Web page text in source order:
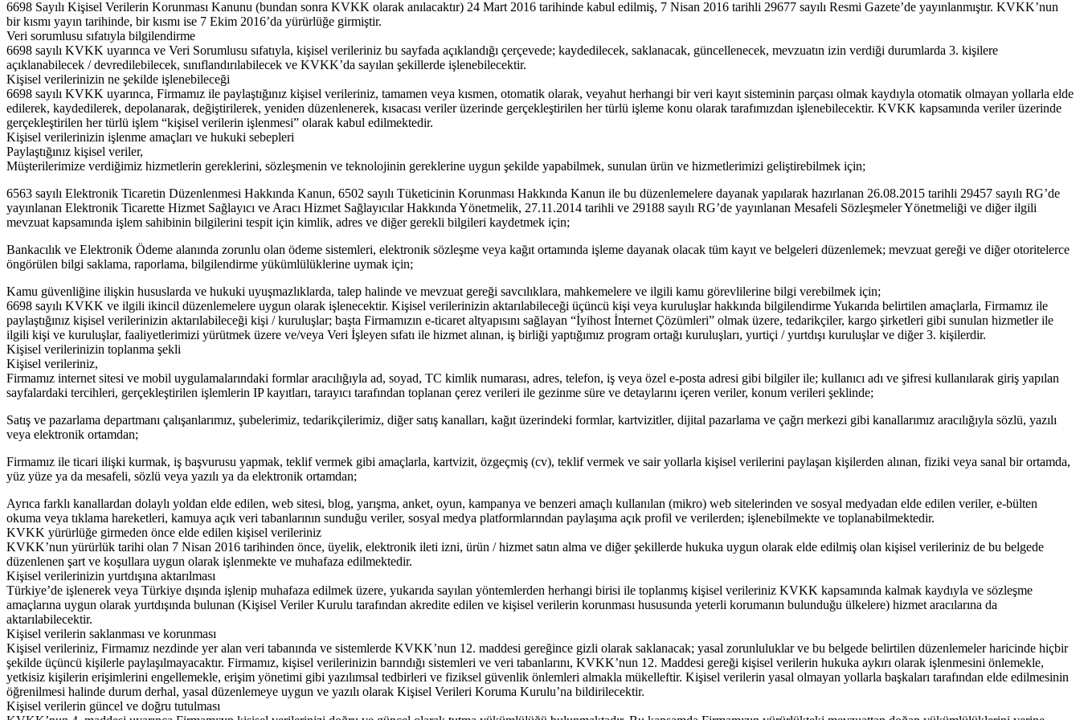
6698 Sayılı Kişisel Verilerin Korunması Kanunu (bundan sonra KVKK olarak anılacaktır) 24 Mart 2016 tarihinde kabul edilmiş, 7 Nisan 2016 tarihli 29677 sayılı Resmi Gazete’de yayınlanmıştır. KVKK’nun
bir kısmı yayın tarihinde, bir kısmı ise 7 Ekim 2016’da yürürlüğe girmiştir.
Veri sorumlusu sıfatıyla bilgilendirme
6698 sayılı KVKK uyarınca ve Veri Sorumlusu sıfatıyla, kişisel verileriniz bu sayfada açıklandığı çerçevede; kaydedilecek, saklanacak, güncellenecek, mevzuatın izin verdiği durumlarda 3. kişilere
açıklanabilecek / devredilebilecek, sınıflandırılabilecek ve KVKK’da sayılan şekillerde işlenebilecektir.
Kişisel verilerinizin ne şekilde işlenebileceği
6698 sayılı KVKK uyarınca, Firmamız ile paylaştığınız kişisel verileriniz, tamamen veya kısmen, otomatik olarak, veyahut herhangi bir veri kayıt sisteminin parçası olmak kaydıyla otomatik olmayan yollarla elde
edilerek, kaydedilerek, depolanarak, değiştirilerek, yeniden düzenlenerek, kısacası veriler üzerinde gerçekleştirilen her türlü işleme konu olarak tarafımızdan işlenebilecektir. KVKK kapsamında veriler üzerinde
gerçekleştirilen her türlü işlem “kişisel verilerin işlenmesi” olarak kabul edilmektedir.
Kişisel verilerinizin işlenme amaçları ve hukuki sebepleri
Paylaştığınız kişisel veriler,
Müşterilerimize verdiğimiz hizmetlerin gereklerini, sözleşmenin ve teknolojinin gereklerine uygun şekilde yapabilmek, sunulan ürün ve hizmetlerimizi geliştirebilmek için;
6563 sayılı Elektronik Ticaretin Düzenlenmesi Hakkında Kanun, 6502 sayılı Tüketicinin Korunması Hakkında Kanun ile bu düzenlemelere dayanak yapılarak hazırlanan 26.08.2015 tarihli 29457 sayılı RG’de
yayınlanan Elektronik Ticarette Hizmet Sağlayıcı ve Aracı Hizmet Sağlayıcılar Hakkında Yönetmelik, 27.11.2014 tarihli ve 29188 sayılı RG’de yayınlanan Mesafeli Sözleşmeler Yönetmeliği ve diğer ilgili
mevzuat kapsamında işlem sahibinin bilgilerini tespit için kimlik, adres ve diğer gerekli bilgileri kaydetmek için;
Bankacılık ve Elektronik Ödeme alanında zorunlu olan ödeme sistemleri, elektronik sözleşme veya kağıt ortamında işleme dayanak olacak tüm kayıt ve belgeleri düzenlemek; mevzuat gereği ve diğer otoritelerce
öngörülen bilgi saklama, raporlama, bilgilendirme yükümlülüklerine uymak için;
Kamu güvenliğine ilişkin hususlarda ve hukuki uyuşmazlıklarda, talep halinde ve mevzuat gereği savcılıklara, mahkemelere ve ilgili kamu görevlilerine bilgi verebilmek için;
6698 sayılı KVKK ve ilgili ikincil düzenlemelere uygun olarak işlenecektir. Kişisel verilerinizin aktarılabileceği üçüncü kişi veya kuruluşlar hakkında bilgilendirme Yukarıda belirtilen amaçlarla, Firmamız ile
paylaştığınız kişisel verilerinizin aktarılabileceği kişi / kuruluşlar; başta Firmamızın e-ticaret altyapısını sağlayan “İyihost İnternet Çözümleri” olmak üzere, tedarikçiler, kargo şirketleri gibi sunulan hizmetler ile
ilgili kişi ve kuruluşlar, faaliyetlerimizi yürütmek üzere ve/veya Veri İşleyen sıfatı ile hizmet alınan, iş birliği yaptığımız program ortağı kuruluşları, yurtiçi / yurtdışı kuruluşlar ve diğer 3. kişilerdir.
Kişisel verilerinizin toplanma şekli
Kişisel verileriniz,
Firmamız internet sitesi ve mobil uygulamalarındaki formlar aracılığıyla ad, soyad, TC kimlik numarası, adres, telefon, iş veya özel e-posta adresi gibi bilgiler ile; kullanıcı adı ve şifresi kullanılarak giriş yapılan
sayfalardaki tercihleri, gerçekleştirilen işlemlerin IP kayıtları, tarayıcı tarafından toplanan çerez verileri ile gezinme süre ve detaylarını içeren veriler, konum verileri şeklinde;
Satış ve pazarlama departmanı çalışanlarımız, şubelerimiz, tedarikçilerimiz, diğer satış kanalları, kağıt üzerindeki formlar, kartvizitler, dijital pazarlama ve çağrı merkezi gibi kanallarımız aracılığıyla sözlü, yazılı
veya elektronik ortamdan;
Firmamız ile ticari ilişki kurmak, iş başvurusu yapmak, teklif vermek gibi amaçlarla, kartvizit, özgeçmiş (cv), teklif vermek ve sair yollarla kişisel verilerini paylaşan kişilerden alınan, fiziki veya sanal bir ortamda,
yüz yüze ya da mesafeli, sözlü veya yazılı ya da elektronik ortamdan;
Ayrıca farklı kanallardan dolaylı yoldan elde edilen, web sitesi, blog, yarışma, anket, oyun, kampanya ve benzeri amaçlı kullanılan (mikro) web sitelerinden ve sosyal medyadan elde edilen veriler, e-bülten
okuma veya tıklama hareketleri, kamuya açık veri tabanlarının sunduğu veriler, sosyal medya platformlarından paylaşıma açık profil ve verilerden; işlenebilmekte ve toplanabilmektedir.
KVKK yürürlüğe girmeden önce elde edilen kişisel verileriniz
KVKK’nun yürürlük tarihi olan 7 Nisan 2016 tarihinden önce, üyelik, elektronik ileti izni, ürün / hizmet satın alma ve diğer şekillerde hukuka uygun olarak elde edilmiş olan kişisel verileriniz de bu belgede
düzenlenen şart ve koşullara uygun olarak işlenmekte ve muhafaza edilmektedir.
Kişisel verilerinizin yurtdışına aktarılması
Türkiye’de işlenerek veya Türkiye dışında işlenip muhafaza edilmek üzere, yukarıda sayılan yöntemlerden herhangi birisi ile toplanmış kişisel verileriniz KVKK kapsamında kalmak kaydıyla ve sözleşme
amaçlarına uygun olarak yurtdışında bulunan (Kişisel Veriler Kurulu tarafından akredite edilen ve kişisel verilerin korunması hususunda yeterli korumanın bulunduğu ülkelere) hizmet aracılarına da
aktarılabilecektir.
Kişisel verilerin saklanması ve korunması
Kişisel verileriniz, Firmamız nezdinde yer alan veri tabanında ve sistemlerde KVKK’nun 12. maddesi gereğince gizli olarak saklanacak; yasal zorunluluklar ve bu belgede belirtilen düzenlemeler haricinde hiçbir
şekilde üçüncü kişilerle paylaşılmayacaktır. Firmamız, kişisel verilerinizin barındığı sistemleri ve veri tabanlarını, KVKK’nun 12. Maddesi gereği kişisel verilerin hukuka aykırı olarak işlenmesini önlemekle,
yetkisiz kişilerin erişimlerini engellemekle, erişim yönetimi gibi yazılımsal tedbirleri ve fiziksel güvenlik önlemleri almakla mükelleftir. Kişisel verilerin yasal olmayan yollarla başkaları tarafından elde edilmesinin
öğrenilmesi halinde durum derhal, yasal düzenlemeye uygun ve yazılı olarak Kişisel Verileri Koruma Kurulu’na bildirilecektir.
Kişisel verilerin güncel ve doğru tutulması